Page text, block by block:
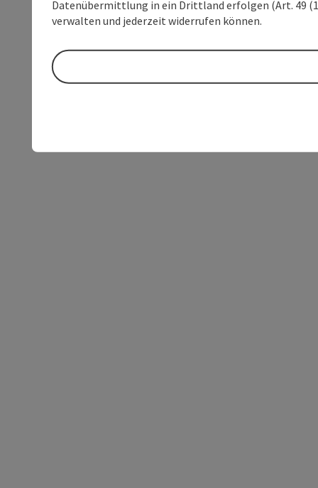
Datenübermittlung in ein Drittland erfolgen (Art. 49
verwalten und jederzeit widerrufen können.